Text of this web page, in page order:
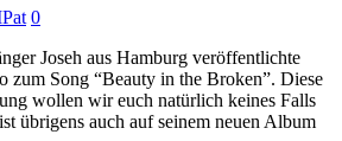
0
Joseh aus Hamburg veröffentlichte
zum Song “Beauty in the Broken”. Diese
wollen wir euch natürlich keines Falls
übrigens auch auf seinem neuen Album